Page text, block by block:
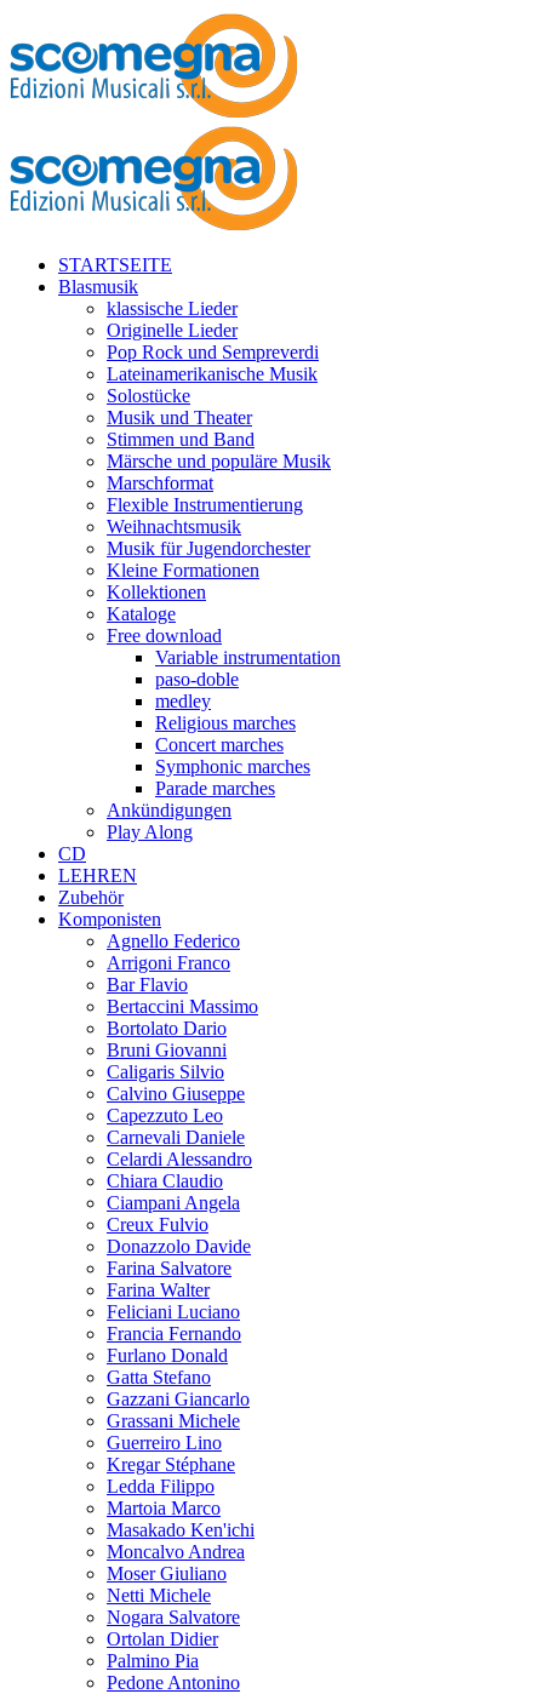
STARTSEITE
Blasmusik
klassische Lieder
Originelle Lieder
Pop Rock und Sempreverdi
Lateinamerikanische Musik
Solostücke
Musik und Theater
Stimmen und Band
Märsche und populäre Musik
Marschformat
Flexible Instrumentierung
Weihnachtsmusik
Musik für Jugendorchester
Kleine Formationen
Kollektionen
Kataloge
Free download
Variable instrumentation
paso-doble
medley
Religious marches
Concert marches
Symphonic marches
Parade marches
Ankündigungen
Play Along
CD
LEHREN
Zubehör
Komponisten
Agnello Federico
Arrigoni Franco
Bar Flavio
Bertaccini Massimo
Bortolato Dario
Bruni Giovanni
Caligaris Silvio
Calvino Giuseppe
Capezzuto Leo
Carnevali Daniele
Celardi Alessandro
Chiara Claudio
Ciampani Angela
Creux Fulvio
Donazzolo Davide
Farina Salvatore
Farina Walter
Feliciani Luciano
Francia Fernando
Furlano Donald
Gatta Stefano
Gazzani Giancarlo
Grassani Michele
Guerreiro Lino
Kregar Stéphane
Ledda Filippo
Martoia Marco
Masakado Ken'ichi
Moncalvo Andrea
Moser Giuliano
Netti Michele
Nogara Salvatore
Ortolan Didier
Palmino Pia
Pedone Antonino